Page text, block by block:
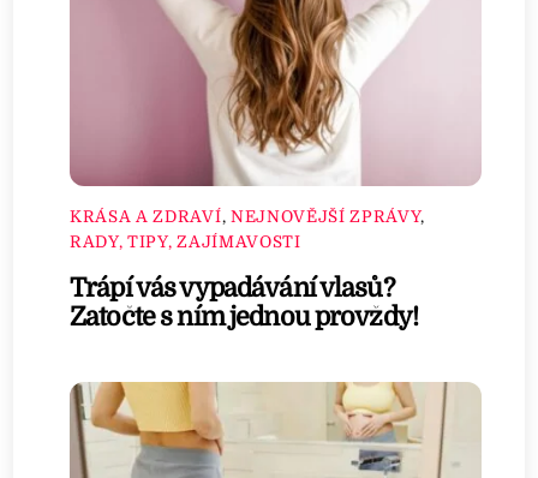
KRÁSA A ZDRAVÍ, NEJNOVĚJŠÍ ZPRÁVY,
RADY, TIPY, ZAJÍMAVOSTI
Trápí vás vypadávání vlasů?
Zatočte s ním jednou provždy!